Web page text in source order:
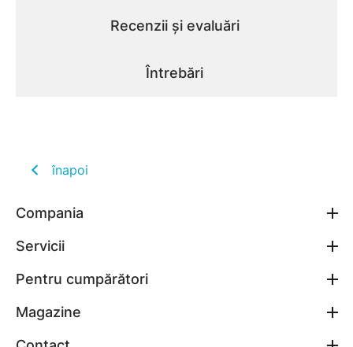
Recenzii și evaluări
Întrebări
înapoi
Compania
Servicii
Pentru cumpărători
Magazine